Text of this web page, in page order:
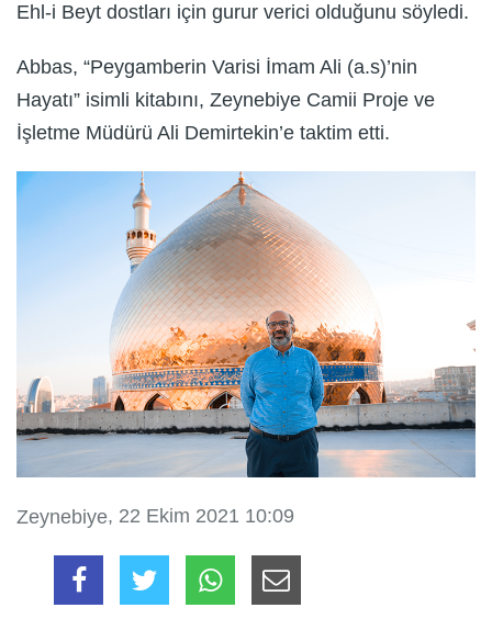
Ehl-i Beyt dostları için gurur verici olduğunu söyledi.
Abbas, “Peygamberin Varisi İmam Ali (a.s)’nin
Hayatı” isimli kitabını, Zeynebiye Camii Proje ve
İşletme Müdürü Ali Demirtekin’e taktim etti.
Zeynebiye, 22 Ekim 2021 10:09